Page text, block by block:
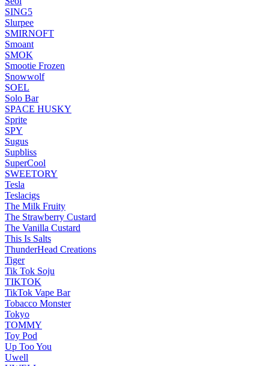
SING5
Slurpee
SMIRNOFT
Smoant
SMOK
Smootie Frozen
Snowwolf
SOEL
Solo Bar
SPACE HUSKY
Sprite
SPY
Sugus
Supbliss
SuperCool
SWEETORY
Tesla
Teslacigs
The Milk Fruity
The Strawberry Custard
The Vanilla Custard
This Is Salts
ThunderHead Creations
Tiger
Tik Tok Soju
TIKTOK
TikTok Vape Bar
Tobacco Monster
Tokyo
TOMMY
Toy Pod
Up Too You
Uwell